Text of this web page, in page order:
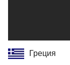
Греция